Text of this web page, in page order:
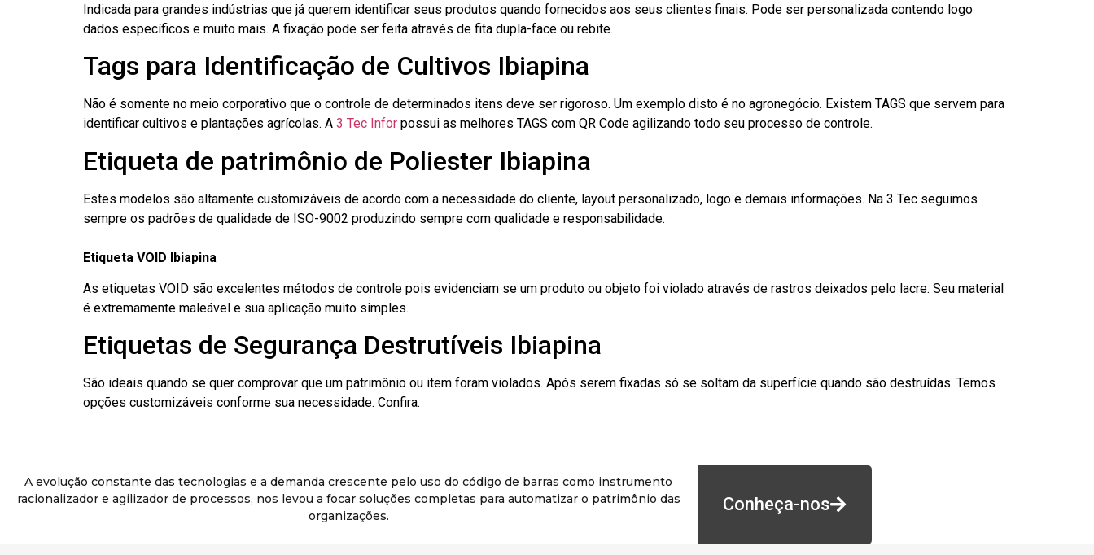
Indicada para grandes indústrias que já querem identificar seus produtos quando fornecidos aos seus clientes finais. Pode ser personalizada contendo logo
dados específicos e muito mais. A fixação pode ser feita através de fita dupla-face ou rebite.
Tags para Identificação de Cultivos Ibiapina
Não é somente no meio corporativo que o controle de determinados itens deve ser rigoroso. Um exemplo disto é no agronegócio. Existem TAGS que servem para
identificar cultivos e plantações agrícolas. A 3 Tec Infor possui as melhores TAGS com QR Code agilizando todo seu processo de controle.
Etiqueta de patrimônio de Poliester Ibiapina
Estes modelos são altamente customizáveis de acordo com a necessidade do cliente, layout personalizado, logo e demais informações. Na 3 Tec seguimos
sempre os padrões de qualidade de ISO-9002 produzindo sempre com qualidade e responsabilidade.
Etiqueta VOID Ibiapina
As etiquetas VOID são excelentes métodos de controle pois evidenciam se um produto ou objeto foi violado através de rastros deixados pelo lacre. Seu material
é extremamente maleável e sua aplicação muito simples.
Etiquetas de Segurança Destrutíveis Ibiapina
São ideais quando se quer comprovar que um patrimônio ou item foram violados. Após serem fixadas só se soltam da superfície quando são destruídas. Temos
opções customizáveis conforme sua necessidade. Confira.
A evolução constante das tecnologias e a demanda crescente pelo uso do código de barras como instrumento
racionalizador e agilizador de processos, nos levou a focar soluções completas para automatizar o patrimônio das
organizações.
Conheça-nos